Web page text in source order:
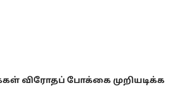
விரோதப் போக்கை முறியடிக்க